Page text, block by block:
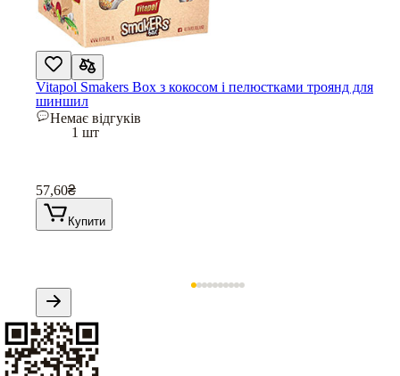
Vitapol Smakers Box з кокосом і пелюстками троянд для
шиншил
Немає відгуків
1 шт
57,60₴
Купити